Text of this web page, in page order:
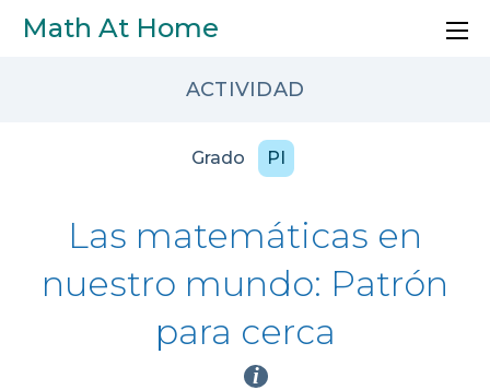
Skip to main content
Math At Home
ACTIVIDAD
Grado PI
Las matemáticas en
nuestro mundo: Patrón
para cerca
i